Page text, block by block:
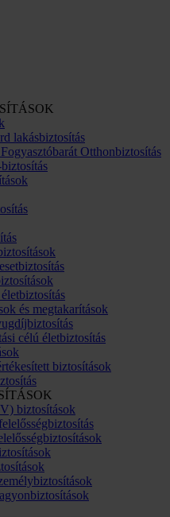
lakásbiztosítás
Otthonbiztosítás
és megtakarítások
célú életbiztosítás
biztosítások
biztosítások